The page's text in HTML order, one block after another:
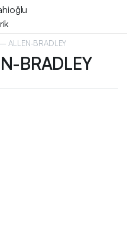
ALLEN-BRADLEY
BRADLEY